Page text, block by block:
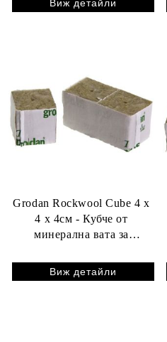
Виж детайли
Grodan Rockwool Cube 4 x
4 x 4см - Кубче от
минерална вата за
Виж детайли